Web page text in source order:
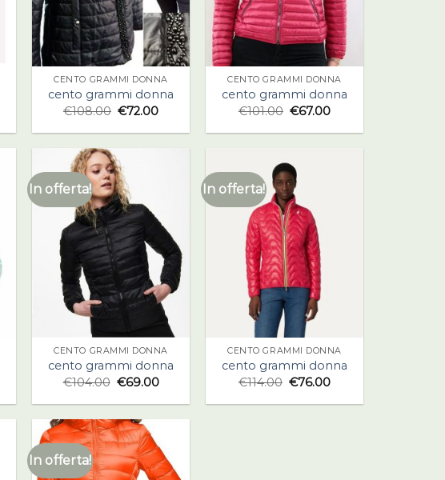
CENTO GRAMMI DONNA
cento grammi donna
€108.00 €72.00
CENTO GRAMMI DONNA
cento grammi donna
€101.00 €67.00
In offerta!
CENTO GRAMMI DONNA
cento grammi donna
€104.00 €69.00
In offerta!
CENTO GRAMMI DONNA
cento grammi donna
€114.00 €76.00
In offerta!